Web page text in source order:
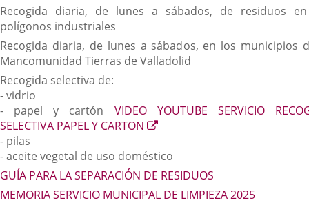
Recogida diaria, de lunes a sábados, de residuos
polígonos industriales
Recogida diaria, de lunes a sábados, en los municipios
Mancomunidad Tierras de Valladolid
Recogida selectiva de:
- vidrio
- papel y cartón VIDEO YOUTUBE SERVICIO
SELECTIVA PAPEL Y CARTON
Enlace
una
aplicación
- pilas
- aceite vegetal de uso doméstico
GUÍA PARA LA SEPARACIÓN DE RESIDUOS
MEMORIA SERVICIO MUNICIPAL DE LIMPIEZA 2025